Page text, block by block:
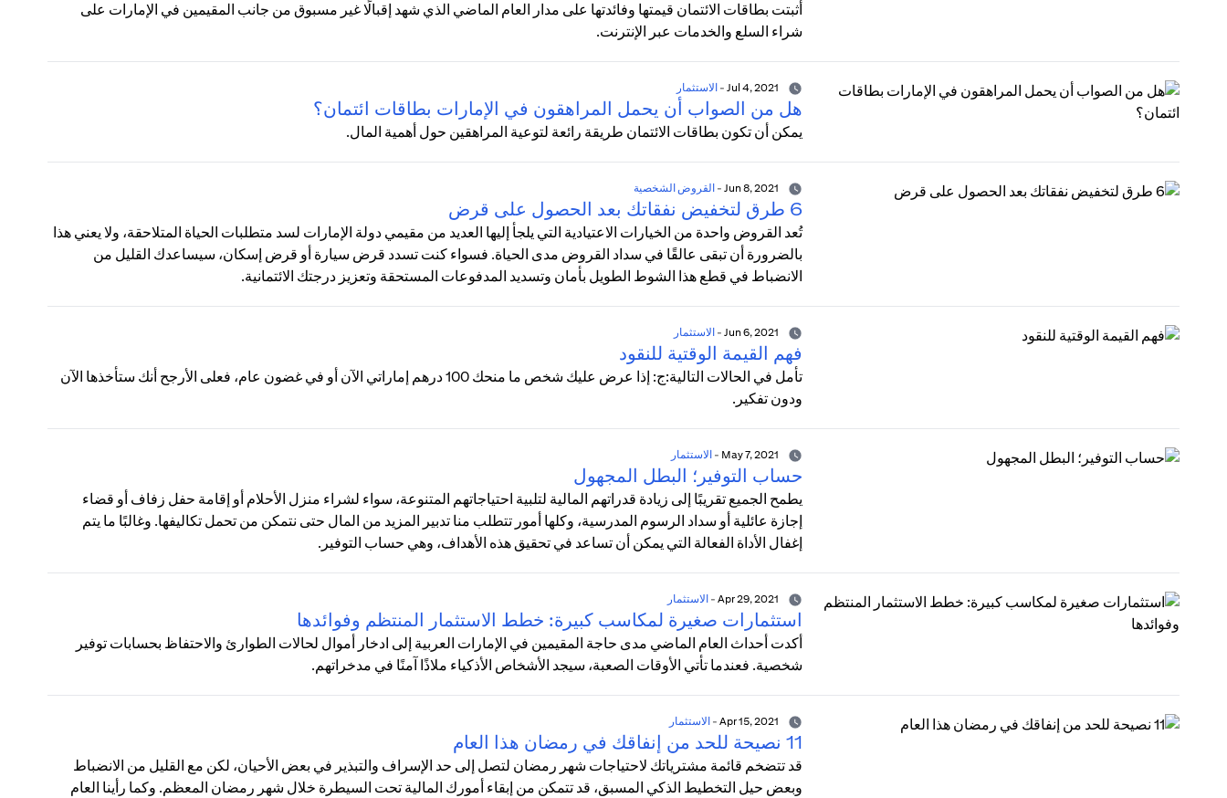
أثبتت بطاقات الائتمان قيمتها وفائدتها على مدار العام الماضي الذي شهد إقبالًا غير مسبوق من جانب المقيمين في الإمارات على
شراء السلع والخدمات عبر الإنترنت.
-الاستثمار
هل من الصواب أن يحمل المراهقون في الإمارات بطاقات ائتمان؟
يمكن أن تكون بطاقات الائتمان طريقة رائعة لتوعية المراهقين حول أهمية المال.
-القروض الشخصية
6 طرق لتخفيض نفقاتك بعد الحصول على قرض
تُعد القروض واحدة من الخيارات الاعتيادية التي يلجأ إليها العديد من مقيمي دولة الإمارات لسد متطلبات الحياة المتلاحقة، ولا يعني هذا
بالضرورة أن تبقى عالقًا في سداد القروض مدى الحياة. فسواء كنت تسدد قرض سيارة أو قرض إسكان، سيساعدك القليل من
الانضباط في قطع هذا الشوط الطويل بأمان وتسديد المدفوعات المستحقة وتعزيز درجتك الائتمانية.
-الاستثمار
فهم القيمة الوقتية للنقود
تأمل في الحالات التالية:ج: إذا عرض عليك شخص ما منحك 100 درهم إماراتي الآن أو في غضون عام، فعلى الأرجح أنك ستأخذها الآن
ودون تفكير.
-الاستثمار
حساب التوفير؛ البطل المجهول
يطمح الجميع تقريبًا إلى زيادة قدراتهم المالية لتلبية احتياجاتهم المتنوعة، سواء لشراء منزل الأحلام أو إقامة حفل زفاف أو قضاء
إجازة عائلية أو سداد الرسوم المدرسية، وكلها أمور تتطلب منا تدبير المزيد من المال حتى نتمكن من تحمل تكاليفها. وغالبًا ما يتم
إغفال الأداة الفعالة التي يمكن أن تساعد في تحقيق هذه الأهداف، وهي حساب التوفير.
-الاستثمار
استثمارات صغيرة لمكاسب كبيرة: خطط الاستثمار المنتظم وفوائدها
أكدت أحداث العام الماضي مدى حاجة المقيمين في الإمارات العربية إلى ادخار أموال لحالات الطوارئ والاحتفاظ بحسابات توفير
شخصية. فعندما تأتي الأوقات الصعبة، سيجد الأشخاص الأذكياء ملاذًا آمنًا في مدخراتهم.
-الاستثمار
11 نصيحة للحد من إنفاقك في رمضان هذا العام
قد تتضخم قائمة مشترياتك لاحتياجات شهر رمضان لتصل إلى حد الإسراف والتبذير في بعض الأحيان، لكن مع القليل من الانضباط
وبعض حيل التخطيط الذكي المسبق، قد تتمكن من إبقاء أمورك المالية تحت السيطرة خلال شهر رمضان المعظم. وكما رأينا العام